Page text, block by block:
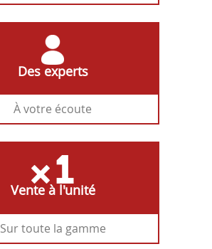
Des experts
À votre écoute
Vente à l'unité
Sur toute la gamme